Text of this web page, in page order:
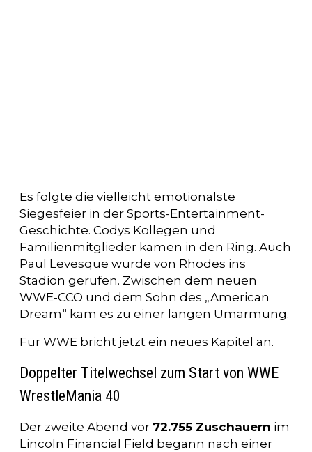
Es folgte die vielleicht emotionalste
Siegesfeier in der Sports-Entertainment-
Geschichte. Codys Kollegen und
Familienmitglieder kamen in den Ring. Auch
Paul Levesque wurde von Rhodes ins
Stadion gerufen. Zwischen dem neuen
WWE-CCO und dem Sohn des „American
Dream“ kam es zu einer langen Umarmung.
Für WWE bricht jetzt ein neues Kapitel an.
Doppelter Titelwechsel zum Start von WWE
WrestleMania 40
Der zweite Abend vor 72.755 Zuschauern im
Lincoln Financial Field begann nach einer